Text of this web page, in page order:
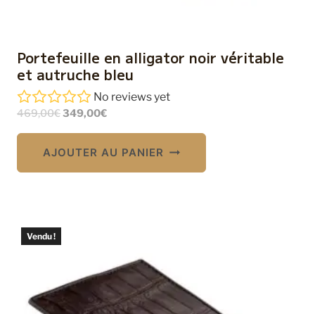
Portefeuille en alligator noir véritable
et autruche bleu
No reviews yet
469,00€Le
349,00€Le
AJOUTER AU PANIER
Vendu !